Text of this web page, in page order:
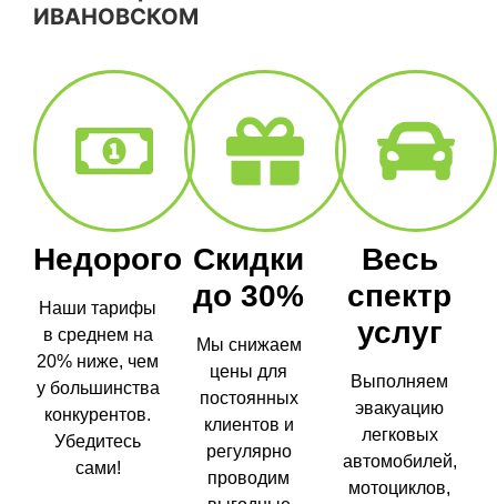
ИВАНОВСКОМ
Недорого
Наши тарифы
в среднем на
20% ниже, чем
у большинства
конкурентов.
Убедитесь
сами!
Скидки
до 30%
Мы снижаем
цены для
постоянных
клиентов и
регулярно
проводим
Весь
спектр
услуг
Выполняем
эвакуацию
легковых
автомобилей,
мотоциклов,